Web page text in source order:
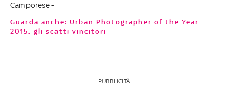
Camporese -
Guarda anche: Urban Photographer of the Year
2015, gli scatti vincitori
PUBBLICITÀ